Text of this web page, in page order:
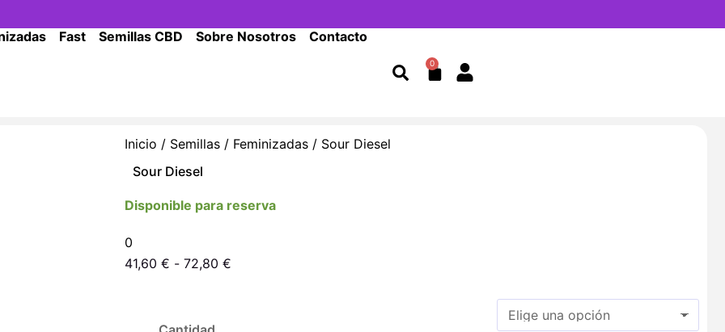
Fast Semillas CBD Sobre Nosotros Contacto
0
Cart
Inicio / Semillas/ Feminizadas/ Sour Diesel
Sour Diesel
Disponible para reserva
0
41,60 € - 72,80 €Rango